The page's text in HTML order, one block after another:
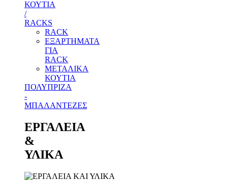
ΚΟΥΤΙΑ
/
RACKS
RACK
ΕΞΑΡΤΗΜΑΤΑ
ΓΙΑ
RACK
ΜΕΤΑΛΙΚΑ
ΚΟΥΤΙΑ
ΠΟΛΥΠΡΙΖΑ
-
ΜΠΑΛΑΝΤΕΖΕΣ
ΕΡΓΑΛΕΙΑ
&
ΥΛΙΚΑ